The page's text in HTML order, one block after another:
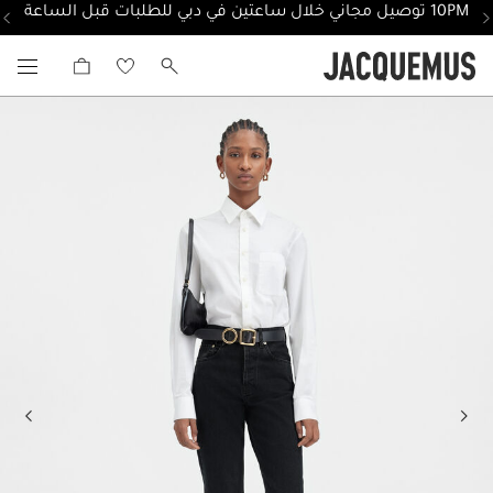
10PM توصيل مجاني خلال ساعتين في دبي للطلبات قبل الساعة